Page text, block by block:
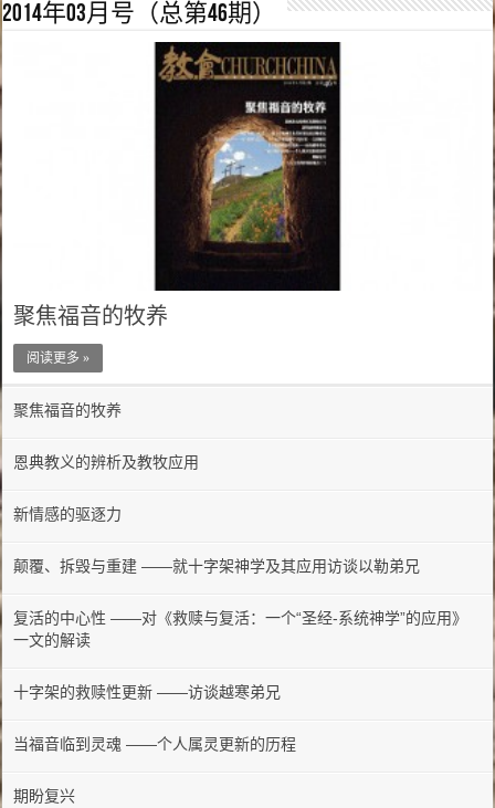
2014年03月号（总第46期）
聚焦福音的牧养
阅读更多 »
聚焦福音的牧养
恩典教义的辨析及教牧应用
新情感的驱逐力
颠覆、拆毁与重建 ——就十字架神学及其应用访谈以勒弟兄
复活的中心性 ——对《救赎与复活：一个“圣经-系统神学”的应用》
一文的解读
十字架的救赎性更新 ——访谈越寒弟兄
当福音临到灵魂 ——个人属灵更新的历程
期盼复兴